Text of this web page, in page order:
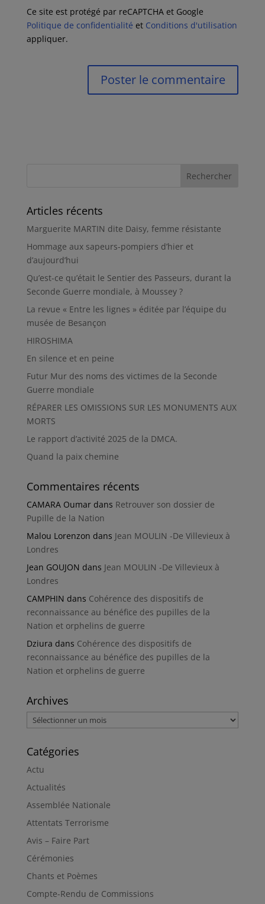
Ce site est protégé par reCAPTCHA et Google
Politique de confidentialité et Conditions d'utilisation
appliquer.
Articles récents
Marguerite MARTIN dite Daisy, femme résistante
Hommage aux sapeurs-pompiers d’hier et
d’aujourd’hui
Qu’est-ce qu’était le Sentier des Passeurs, durant la
Seconde Guerre mondiale, à Moussey ?
La revue « Entre les lignes » éditée par l’équipe du
musée de Besançon
HIROSHIMA
En silence et en peine
Futur Mur des noms des victimes de la Seconde
Guerre mondiale
RÉPARER LES OMISSIONS SUR LES MONUMENTS AUX
MORTS
Le rapport d’activité 2025 de la DMCA.
Quand la paix chemine
Commentaires récents
CAMARA Oumardans Retrouver son dossier de
Pupille de la Nation
Malou Lorenzon dans Jean MOULIN -De Villevieux à
Londres
Jean GOUJON dans Jean MOULIN -De Villevieux à
Londres
CAMPHIN dans Cohérence des dispositifs de
reconnaissance au bénéfice des pupilles de la
Nation et orphelins de guerre
Dziura dans Cohérence des dispositifs de
reconnaissance au bénéfice des pupilles de la
Nation et orphelins de guerre
Archives
Archives
Catégories
Actu
Actualités
Assemblée Nationale
Attentats Terrorisme
Avis – Faire Part
Cérémonies
Chants et Poèmes
Compte-Rendu de Commissions